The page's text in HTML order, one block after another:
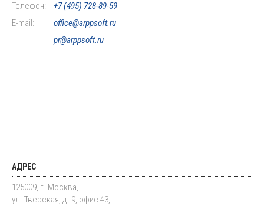
Телефон:
+7 (495) 728-89-59
E-mail:
office@arppsoft.ru
pr@arppsoft.ru
АДРЕС
125009, г. Москва,
ул. Тверская, д. 9, офис 43,